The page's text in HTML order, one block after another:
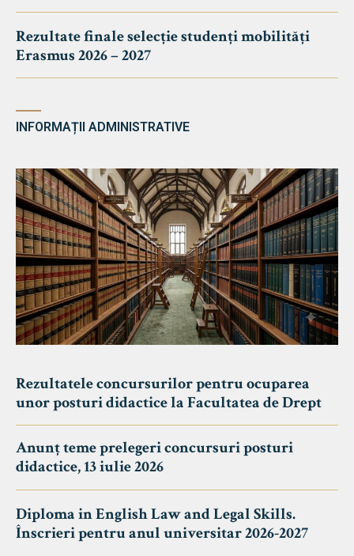
Rezultate finale selecție studenți mobilități
Erasmus 2026 – 2027
INFORMAȚII ADMINISTRATIVE
Rezultatele concursurilor pentru ocuparea
unor posturi didactice la Facultatea de Drept
Anunț teme prelegeri concursuri posturi
didactice, 13 iulie 2026
Diploma in English Law and Legal Skills.
Înscrieri pentru anul universitar 2026-2027